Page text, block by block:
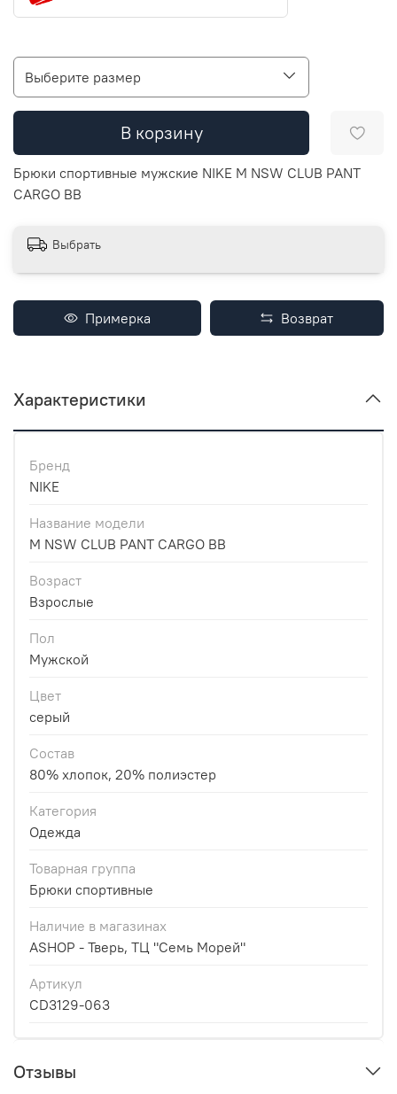
Выберите размер
В корзину
Брюки спортивные мужские NIKE M NSW CLUB PANT
CARGO BB
Выбрать
Примерка Возврат
Характеристики
Бренд
NIKE
Название модели
M NSW CLUB PANT CARGO BB
Возраст
Взрослые
Пол
Мужской
Цвет
серый
Состав
80% хлопок, 20% полиэстер
Категория
Одежда
Товарная группа
Брюки спортивные
Наличие в магазинах
ASHOP - Тверь, ТЦ "Семь Морей"
Артикул
CD3129-063
Отзывы